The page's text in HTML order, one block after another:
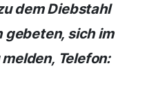
dem Diebstahl
gebeten, sich im
Telefon: